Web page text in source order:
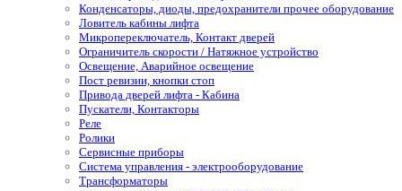
Конденсаторы, диоды, предохранители прочее оборудование
Ловитель кабины лифта
Микропереключатель, Контакт дверей
Ограничитель скорости / Натяжное устройство
Освещение, Аварийное освещение
Пост ревизии, кнопки стоп
Привода дверей лифта - Кабина
Пускатели, Контакторы
Реле
Ролики
Сервисные приборы
Система управления - электрооборудование
Трансформаторы